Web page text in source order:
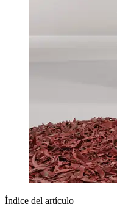
Índice del artículo